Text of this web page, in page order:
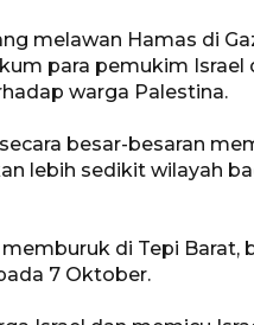
melawan Hamas di
para pemukim Israel
warga Palestina.
besar-besaran
lebih sedikit wilayah
di Tepi Barat,
7 Oktober.